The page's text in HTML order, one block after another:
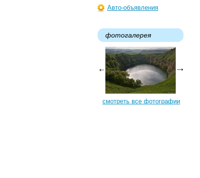
Авто-объявления
фотогалерея
смотреть все фотографии